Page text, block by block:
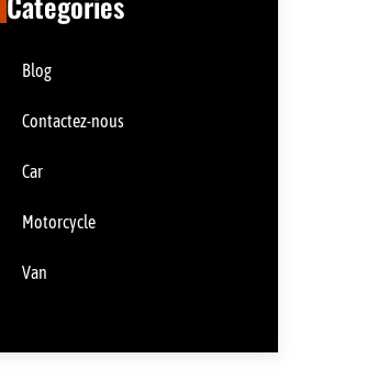
Blog
Contactez-nous
Car
Motorcycle
Van